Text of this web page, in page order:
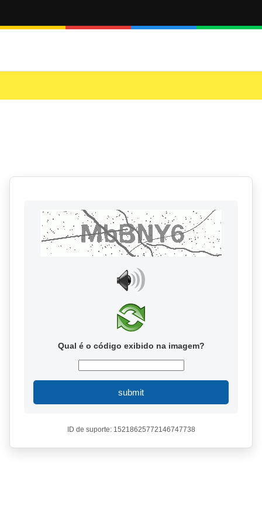
Qual é o código exibido na imagem?
submit
ID de suporte: 15218625772146747738